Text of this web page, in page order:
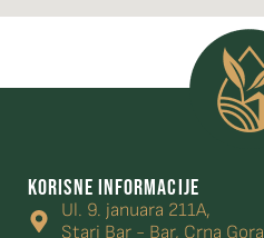
KORISNE INFORMACIJE
Ul. 9. januara 211A,
Stari Bar - Bar, Crna Gora